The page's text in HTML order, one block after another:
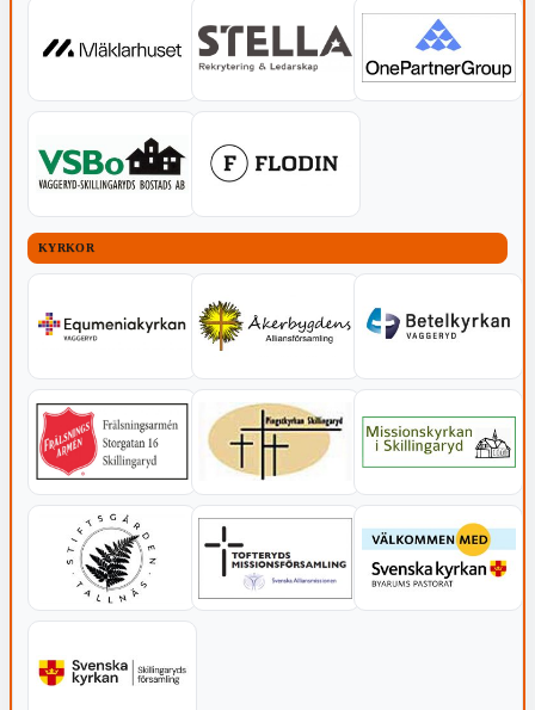
KYRKOR